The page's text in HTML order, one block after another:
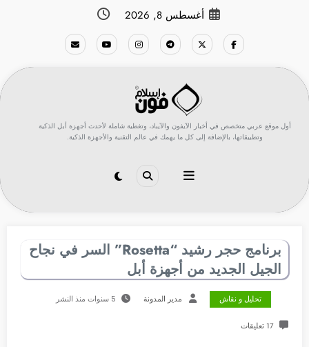
أغسطس 8, 2026
أول موقع عربي متخصص في أخبار الآيفون والآيباد، وتغطية شاملة لأحدث أجهزة أبل الذكية
وتطبيقاتها، بالإضافة إلى كل ما يهمك في عالم التقنية والأجهزة الذكية.
برنامج حجر رشيد “Rosetta” السر في نجاح
الجيل الجديد من أجهزة أبل
تحليل و نقاش مدير المدونة 5 سنوات منذ النشر
17 تعليقات